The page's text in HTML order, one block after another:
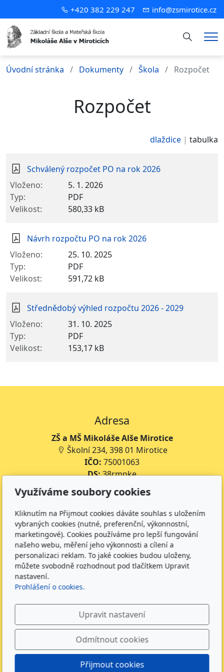
+420 382 229 247 info@zsmirotice.cz
Hledání
Úvodní stránka Dokumenty Škola Rozpočet
Rozpočet
dlaždice tabulka
Schválený rozpočet PO na rok 2026
5. 1. 2026
PDF
580,33 kB
Návrh rozpočtu PO na rok 2026
25. 10. 2025
PDF
591,72 kB
Střednědobý výhled rozpočtu 2026 - 2029
31. 10. 2025
PDF
153,17 kB
Adresa
ZŠ a MŠ Mikoláše Alše Mirotice
Školní 234, 398 01 Mirotice
IČO: 75001063
DS:38rmpke
Číslo účtu školy:
35-643227399/0800
Číslo účtu jídelny:643227399/0800
Kontakt
+420 734 316 620 - Ředitel školy
+420 733 539 322 - Zástupce ředitele pro předškolní
vzdělávání
+420 733 539 324 - Školní jídelna
Sledujte nás
Využíváme soubory cookies
Kliknutím na Přijmout cookies dáváte souhlas s uložením
vybraných cookies (nutné, preferenční, výkonnostní,
marketingové). Cookies používáme pro lepší fungování
našeho webu, měření jeho výkonnosti a cílení a
personalizaci reklam. To jaké cookies budou uloženy,
můžete svobodně rozhodnout pod tlačítkem Upravit
nastavení.
Prohlášení o cookies.
Upravit nastavení
Odmítnout cookies
Přijmout cookies